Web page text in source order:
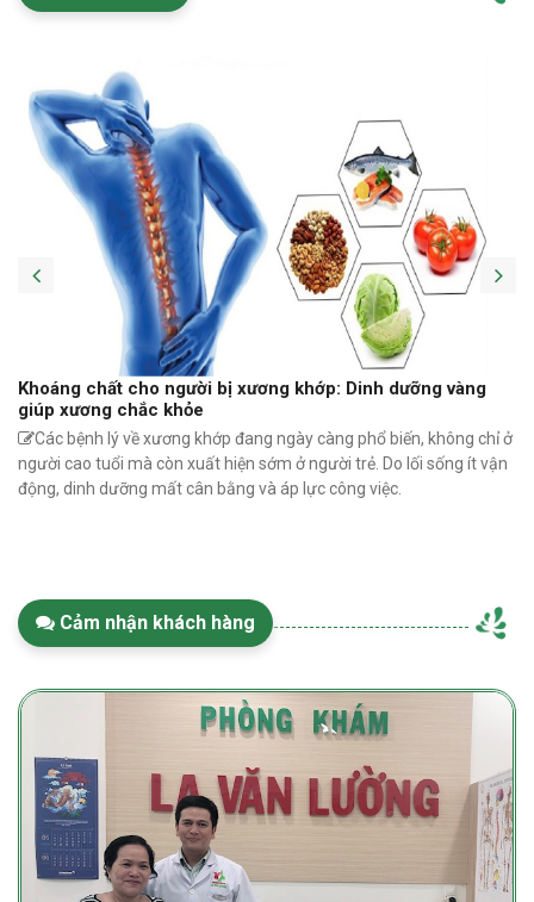
Khoáng chất cho người bị xương khớp: Dinh dưỡng vàng
giúp xương chắc khỏe
Các bệnh lý về xương khớp đang ngày càng phổ biến, không chỉ ở
người cao tuổi mà còn xuất hiện sớm ở người trẻ. Do lối sống ít vận
động, dinh dưỡng mất cân bằng và áp lực công việc.
Cảm nhận khách hàng